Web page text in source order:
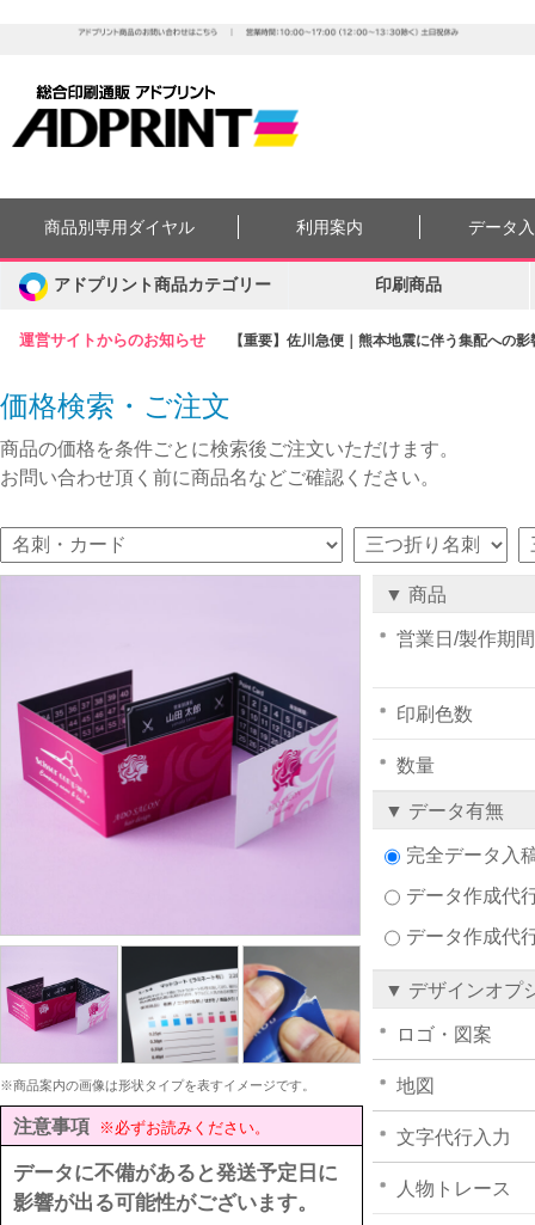
運営サイトからのお知らせ 【重要】佐川急便｜熊本地震に伴う集配への
商品別専用ダイヤル 利用案内 データ
アドプリント商品カテゴリー 印刷商品
価格検索・ご注文
商品の価格を条件ごとに検索後ご注文いただけます。
お問い合わせ頂く前に商品名などご確認ください。
※商品案内の画像は形状タイプを表すイメージです。
注意事項 ※必ずお読みください。
データに不備があると発送予定日に
影響が出る可能性がございます。
▼ 商品
営業日/製作期間
印刷色数
数量
▼ データ有無
完全データ入
データ作成代
データ作成代
▼ デザインオプ
ロゴ・図案
地図
文字代行入力
人物トレース